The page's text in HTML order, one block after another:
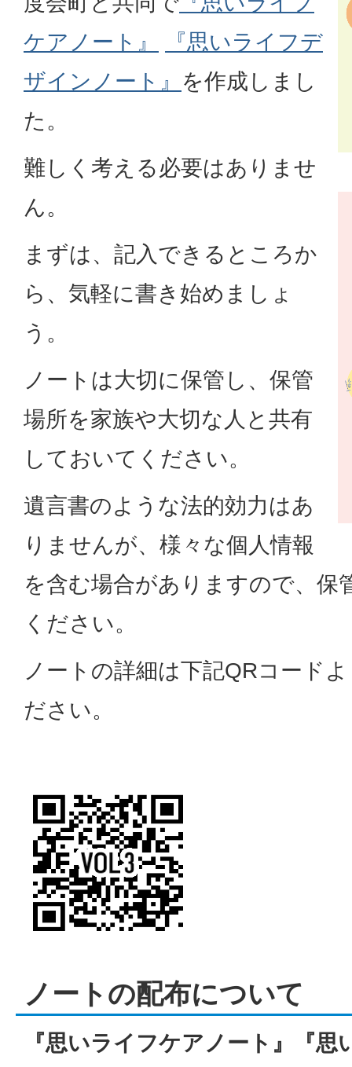
ケアノート』
『思いライフデ
ザインノート』 を作成しまし
た。
難しく考える必要はありませ
ん。
まずは、記入できるところか
ら、気軽に書き始めましょ
う。
ノートは大切に保管し、保管
場所を家族や大切な人と共有
しておいてください。
遺言書のような法的効力はあ
りませんが、様々な個人情報
を含む場合がありますので、保
ください。
ノートの詳細は下記QRコード
ださい。
ノートの配布について
『思いライフケアノート』『